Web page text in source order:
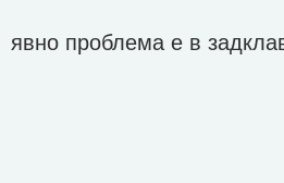
явно проблема е в